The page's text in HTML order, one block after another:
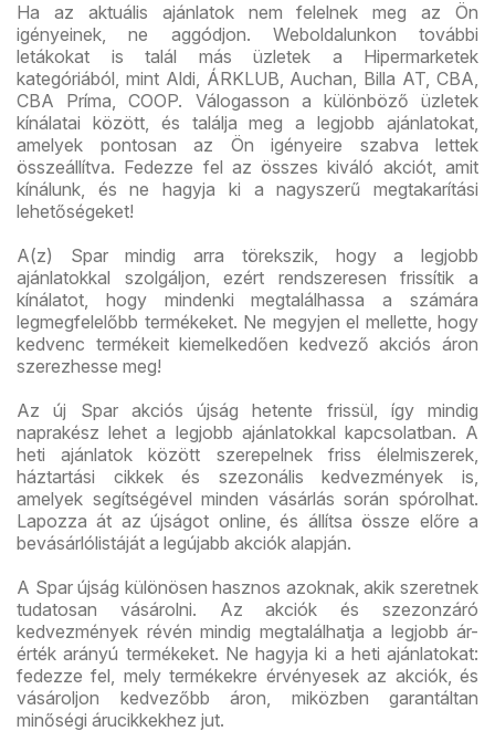
Ha az aktuális ajánlatok nem felelnek meg az Ön
igényeinek, ne aggódjon. Weboldalunkon további
letákokat is talál más üzletek a Hipermarketek
kategóriából, mint Aldi, ÁRKLUB, Auchan, Billa AT, CBA,
CBA Príma, COOP. Válogasson a különböző üzletek
kínálatai között, és találja meg a legjobb ajánlatokat,
amelyek pontosan az Ön igényeire szabva lettek
összeállítva. Fedezze fel az összes kiváló akciót, amit
kínálunk, és ne hagyja ki a nagyszerű megtakarítási
lehetőségeket!
A(z) Spar mindig arra törekszik, hogy a legjobb
ajánlatokkal szolgáljon, ezért rendszeresen frissítik a
kínálatot, hogy mindenki megtalálhassa a számára
legmegfelelőbb termékeket. Ne megyjen el mellette, hogy
kedvenc termékeit kiemelkedően kedvező akciós áron
szerezhesse meg!
Az új Spar akciós újság hetente frissül, így mindig
naprakész lehet a legjobb ajánlatokkal kapcsolatban. A
heti ajánlatok között szerepelnek friss élelmiszerek,
háztartási cikkek és szezonális kedvezmények is,
amelyek segítségével minden vásárlás során spórolhat.
Lapozza át az újságot online, és állítsa össze előre a
bevásárlólistáját a legújabb akciók alapján.
A Spar újság különösen hasznos azoknak, akik szeretnek
tudatosan vásárolni. Az akciók és szezonzáró
kedvezmények révén mindig megtalálhatja a legjobb ár-
érték arányú termékeket. Ne hagyja ki a heti ajánlatokat:
fedezze fel, mely termékekre érvényesek az akciók, és
vásároljon kedvezőbb áron, miközben garantáltan
minőségi árucikkekhez jut.